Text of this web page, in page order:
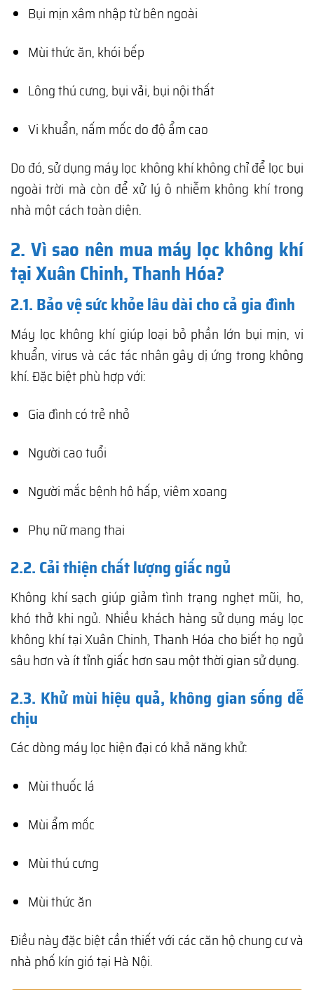
Bụi mịn xâm nhập từ bên ngoài
Mùi thức ăn, khói bếp
Lông thú cưng, bụi vải, bụi nội thất
Vi khuẩn, nấm mốc do độ ẩm cao
Do đó, sử dụng máy lọc không khí không chỉ để lọc bụi
ngoài trời mà còn để xử lý ô nhiễm không khí trong
nhà một cách toàn diện.
2. Vì sao nên mua máy lọc không khí
tại Xuân Chinh, Thanh Hóa?
2.1. Bảo vệ sức khỏe lâu dài cho cả gia đình
Máy lọc không khí giúp loại bỏ phần lớn bụi mịn, vi
khuẩn, virus và các tác nhân gây dị ứng trong không
khí. Đặc biệt phù hợp với:
Gia đình có trẻ nhỏ
Người cao tuổi
Người mắc bệnh hô hấp, viêm xoang
Phụ nữ mang thai
2.2. Cải thiện chất lượng giấc ngủ
Không khí sạch giúp giảm tình trạng nghẹt mũi, ho,
khó thở khi ngủ. Nhiều khách hàng sử dụng máy lọc
không khí tại Xuân Chinh, Thanh Hóa cho biết họ ngủ
sâu hơn và ít tỉnh giấc hơn sau một thời gian sử dụng.
2.3. Khử mùi hiệu quả, không gian sống dễ
chịu
Các dòng máy lọc hiện đại có khả năng khử:
Mùi thuốc lá
Mùi ẩm mốc
Mùi thú cưng
Mùi thức ăn
Điều này đặc biệt cần thiết với các căn hộ chung cư và
nhà phố kín gió tại Hà Nội.